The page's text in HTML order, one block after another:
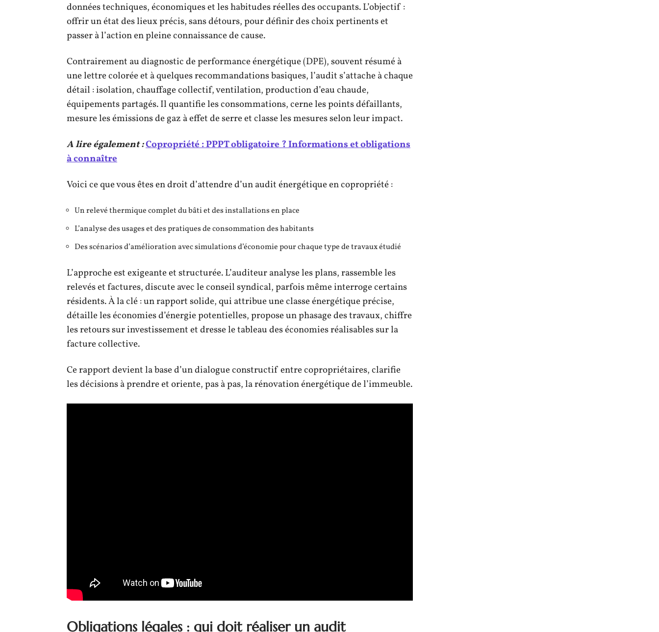
données techniques, économiques et les habitudes réelles des occupants. L’objectif :
offrir un état des lieux précis, sans détours, pour définir des choix pertinents et
passer à l’action en pleine connaissance de cause.
Contrairement au diagnostic de performance énergétique (DPE), souvent résumé à
une lettre colorée et à quelques recommandations basiques, l’audit s’attache à chaque
détail : isolation, chauffage collectif, ventilation, production d’eau chaude,
équipements partagés. Il quantifie les consommations, cerne les points défaillants,
mesure les émissions de gaz à effet de serre et classe les mesures selon leur impact.
A lire également :Copropriété : PPPT obligatoire ? Informations et obligations
à connaître
Voici ce que vous êtes en droit d’attendre d’un audit énergétique en copropriété :
Un relevé thermique complet du bâti et des installations en place
L’analyse des usages et des pratiques de consommation des habitants
Des scénarios d’amélioration avec simulations d’économie pour chaque type de travaux étudié
L’approche est exigeante et structurée. L’auditeur analyse les plans, rassemble les
relevés et factures, discute avec le conseil syndical, parfois même interroge certains
résidents. À la clé : un rapport solide, qui attribue une classe énergétique précise,
détaille les économies d’énergie potentielles, propose un phasage des travaux, chiffre
les retours sur investissement et dresse le tableau des économies réalisables sur la
facture collective.
Ce rapport devient la base d’un dialogue constructif entre copropriétaires, clarifie
les décisions à prendre et oriente, pas à pas, la rénovation énergétique de l’immeuble.
Obligations légales : qui doit réaliser un audit